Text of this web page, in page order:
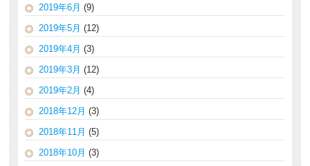
2019年6月 (9)
2019年5月 (12)
2019年4月 (3)
2019年3月 (12)
2019年2月 (4)
2018年12月 (3)
2018年11月 (5)
2018年10月 (3)